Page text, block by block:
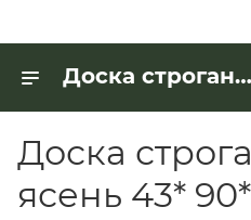
Доска строганная ясень 43* 90*3000 мм (сорт Прима) для работы с деревянными изделиями — купить в «Интерьер Дом»
Доска
ясень 43*